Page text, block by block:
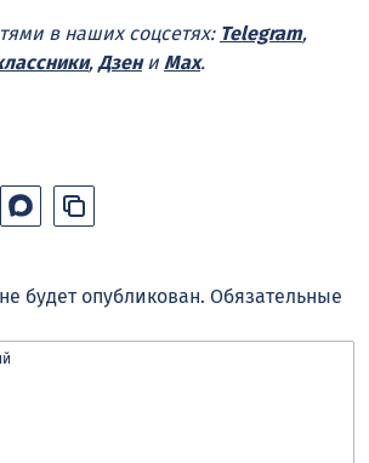
в наших соцсетях: Telegram,
, Дзени Max.
будет опубликован. Обязательные